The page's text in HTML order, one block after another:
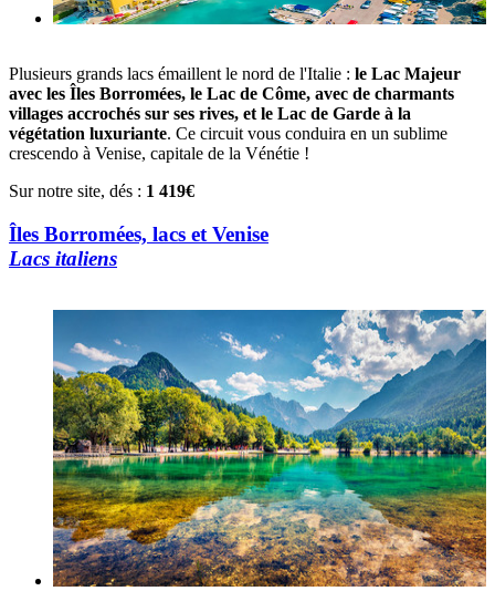
Plusieurs grands lacs émaillent le nord de l'Italie : le Lac Majeur
avec les Îles Borromées, le Lac de Côme, avec de charmants
villages accrochés sur ses rives, et le Lac de Garde à la
végétation luxuriante. Ce circuit vous conduira en un sublime
crescendo à Venise, capitale de la Vénétie !
Sur notre site, dés : 1 419€
Îles Borromées, lacs et Venise
Lacs italiens